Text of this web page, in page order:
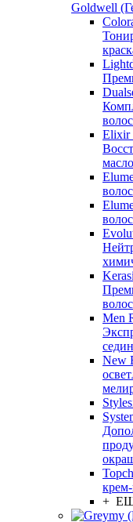
Goldwell
Elixir
масло
волос
волос
Men
New
крем-
+